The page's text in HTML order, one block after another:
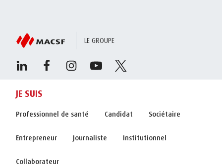
LE GROUPE
JE SUIS
Professionnel de santé Candidat Sociétaire
Entrepreneur Journaliste Institutionnel
Collaborateur